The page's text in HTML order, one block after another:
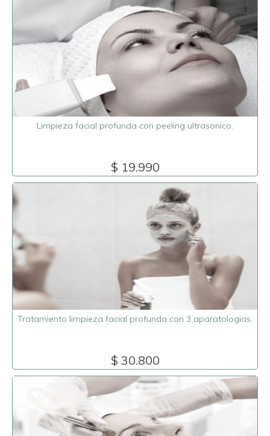
Limpieza facial profunda con peeling ultrasonico.
$ 19.990
Tratamiento limpieza facial profunda con 3 aparatologias.
$ 30.800